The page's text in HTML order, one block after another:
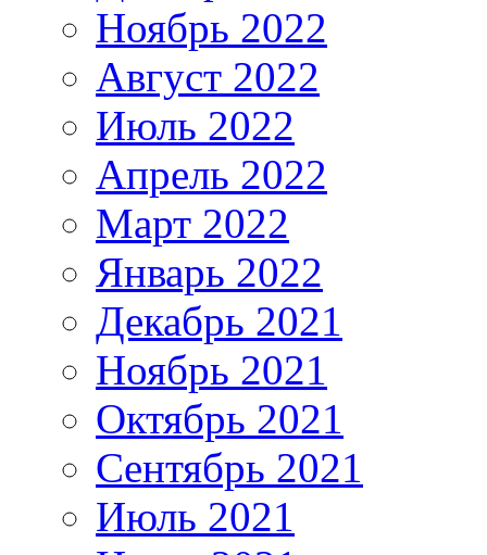
Ноябрь 2022
Август 2022
Июль 2022
Апрель 2022
Март 2022
Январь 2022
Декабрь 2021
Ноябрь 2021
Октябрь 2021
Сентябрь 2021
Июль 2021